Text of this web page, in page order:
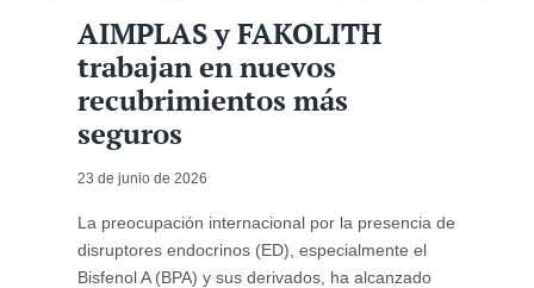
AIMPLAS y FAKOLITH
trabajan en nuevos
recubrimientos más
seguros
23 de junio de 2026
La preocupación internacional por la presencia de
disruptores endocrinos (ED), especialmente el
Bisfenol A (BPA) y sus derivados, ha alcanzado